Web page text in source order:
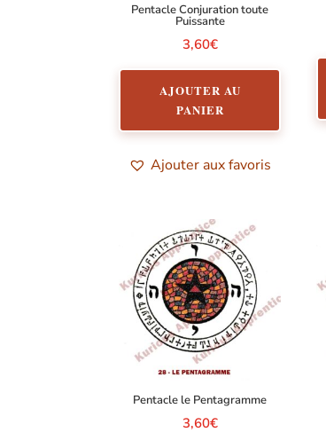
Pentacle Conjuration toute
Puissante
3,60€
AJOUTER AU
PANIER
Ajouter aux favoris
Pentacle le Pentagramme
3,60€